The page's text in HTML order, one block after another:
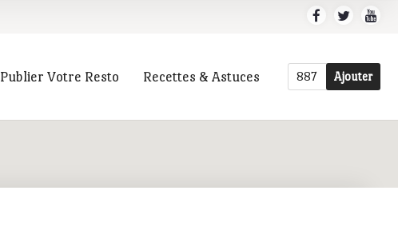
Publier Votre Resto Recettes & Astuces 887 Ajouter